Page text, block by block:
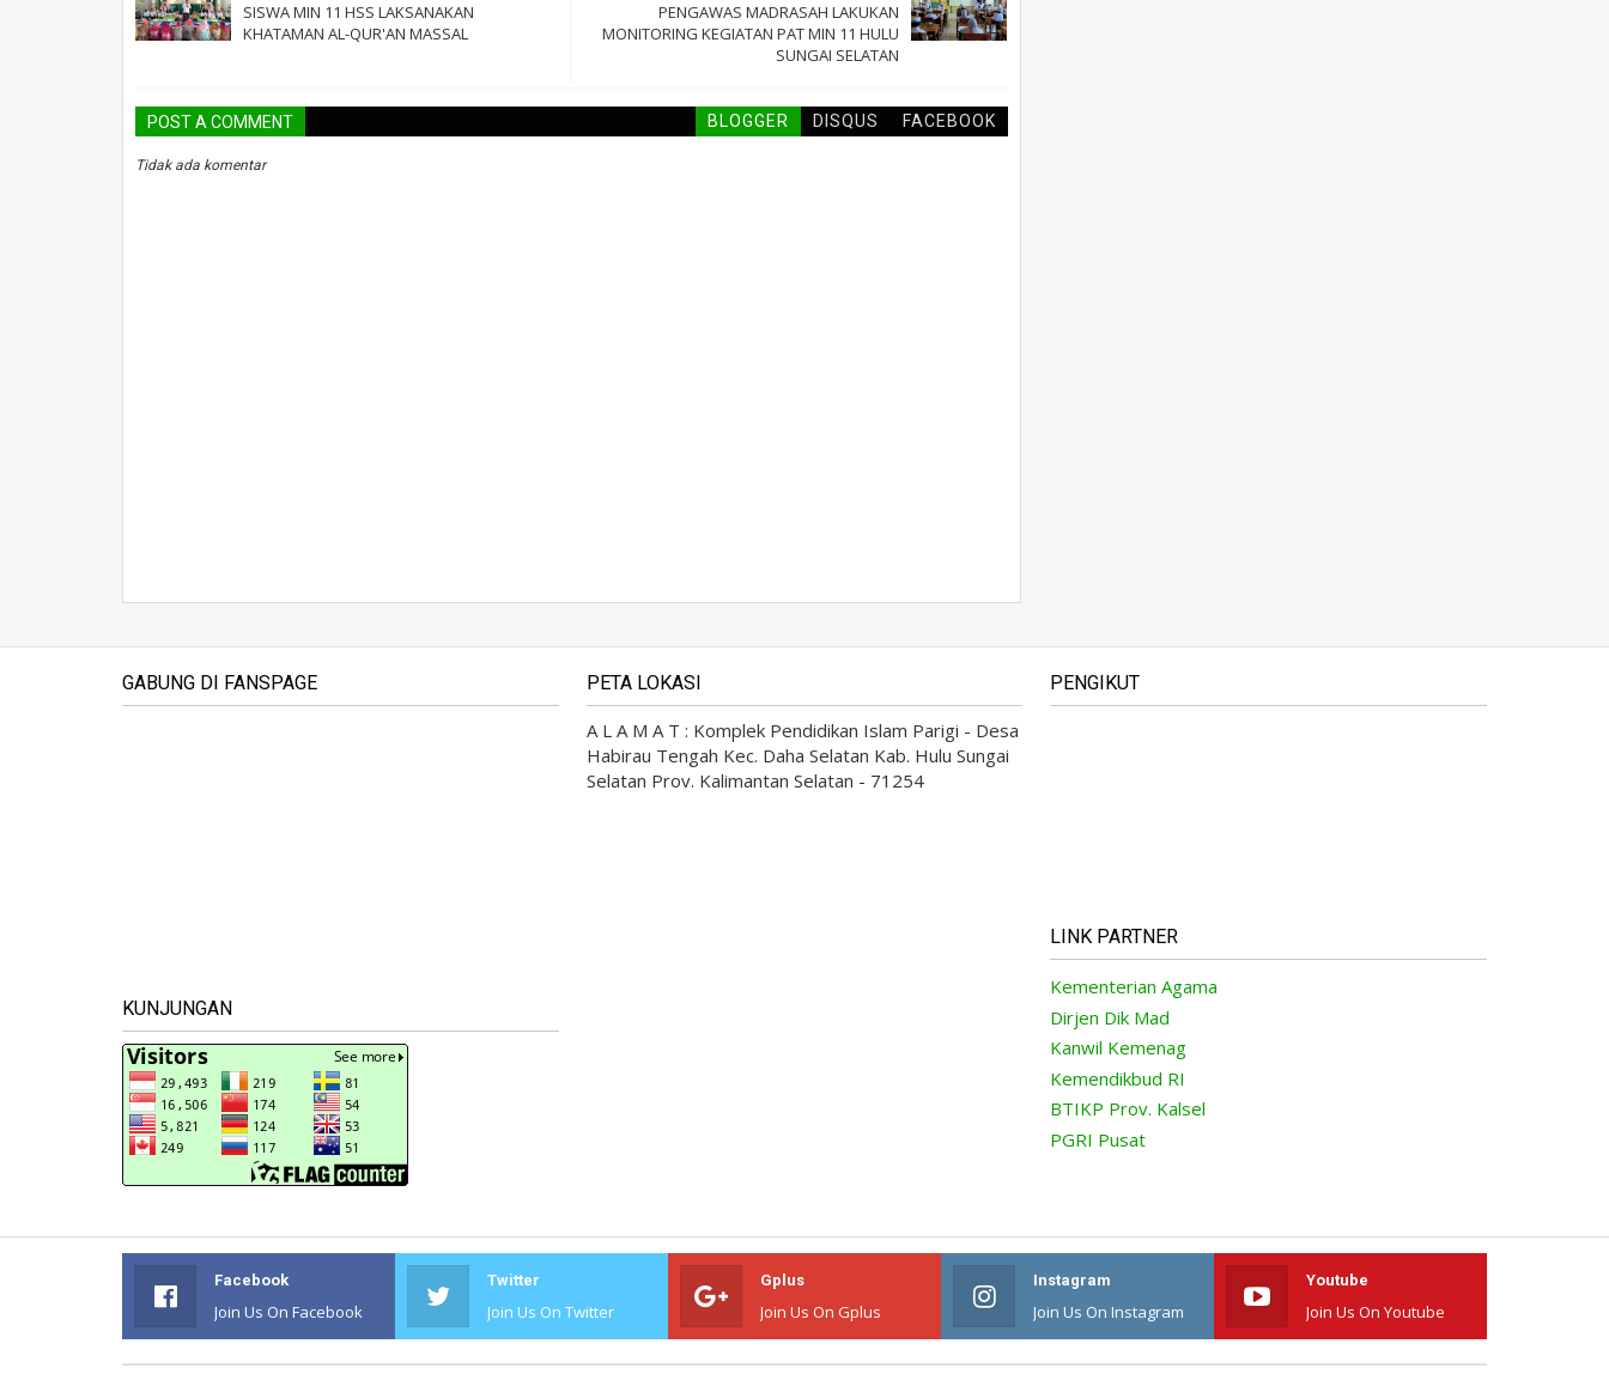
PENGAWAS MADRASAH LAKUKAN
MONITORING KEGIATAN PAT MIN 11 HULU
SUNGAI SELATAN
SISWA MIN 11 HSS LAKSANAKAN
KHATAMAN AL-QUR'AN MASSAL
POST A COMMENT BLOGGER DISQUS FACEBOOK
Tidak ada komentar
GABUNG DI FANSPAGE
KUNJUNGAN
PETA LOKASI
A L A M A T : Komplek Pendidikan Islam Parigi - Desa
Habirau Tengah Kec. Daha Selatan Kab. Hulu Sungai
Selatan Prov. Kalimantan Selatan - 71254
PENGIKUT
LINK PARTNER
Kementerian Agama
Dirjen Dik Mad
Kanwil Kemenag
Kemendikbud RI
BTIKP Prov. Kalsel
PGRI Pusat
Facebook
Join Us On Facebook
Twitter
Join Us On Twitter
Gplus
Join Us On Gplus
Instagram
Join Us On Instagram
Youtube
Join Us On Youtube